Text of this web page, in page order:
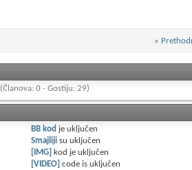
«
(Članova: 0 - Gostiju: 29)
BB kod jeuključen
Smajliji suuključen
[IMG] kod jeuključen
[VIDEO] code isuključen